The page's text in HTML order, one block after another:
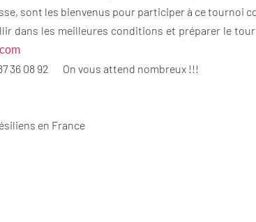
sont les bienvenus pour participer à ce tournoi
dans les meilleures conditions et préparer le
36 08 92 On vous attend nombreux !!!
en France